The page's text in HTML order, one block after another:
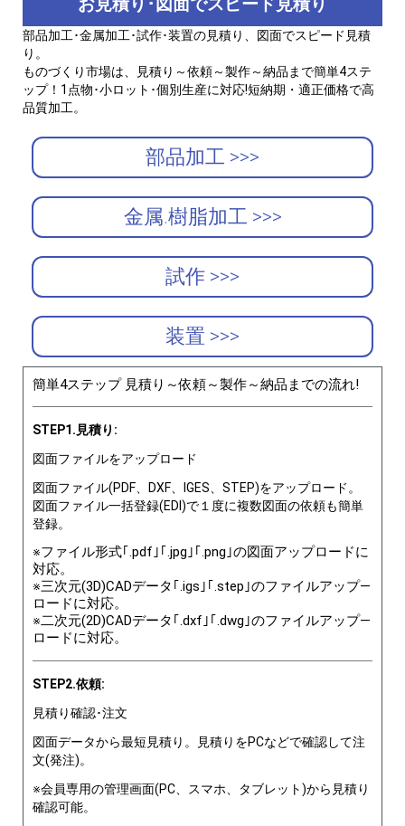
部品加工･金属加工･試作･装置の見積り、図面でスピード見積
り。
ものづくり市場は、見積り～依頼～製作～納品まで簡単4ステ
ップ！1点物･小ロット･個別生産に対応!短納期・適正価格で高
品質加工。
部品加工 >>>
金属.樹脂加工 >>>
試作 >>>
装置 >>>
簡単4ステップ 見積り～依頼～製作～納品までの流れ!
STEP1.見積り:
図面ファイルをアップロード
図面ファイル(PDF、DXF、IGES、STEP)をアップロード。
図面ファイル一括登録(EDI)で１度に複数図面の依頼も簡単
登録。
※ファイル形式｢.pdf｣｢.jpg｣｢.png｣の図面アップロードに
対応。
※三次元(3D)CADデータ｢.igs｣｢.step｣のファイルアップ―
ロードに対応。
※二次元(2D)CADデータ｢.dxf｣｢.dwg｣のファイルアップ―
ロードに対応。
STEP2.依頼:
見積り確認･注文
図面データから最短見積り。見積りをPCなどで確認して注
文(発注)。
※会員専用の管理画面(PC、スマホ、タブレット)から見積り
確認可能。